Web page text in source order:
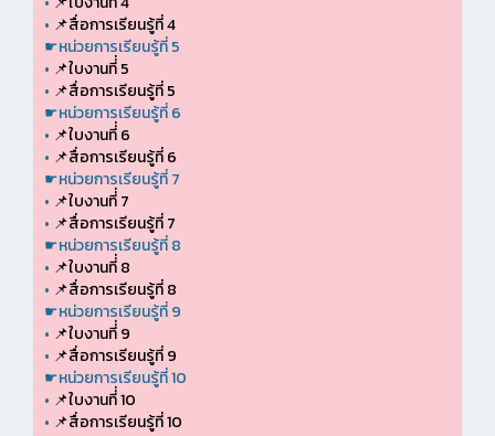
• 📌สื่อการเรียนรู้ที่ 4
☛หน่วยการเรียนรู้ที่ 5
• 📌ใบงานที่่ 5
• 📌สื่อการเรียนรู้ที่ 5
☛หน่วยการเรียนรู้ที่ 6
• 📌ใบงานที่่ 6
• 📌สื่อการเรียนรู้ที่ 6
☛หน่วยการเรียนรู้ที่ 7
• 📌ใบงานที่่ 7
• 📌สื่อการเรียนรู้ที่ 7
☛หน่วยการเรียนรู้ที่ 8
• 📌ใบงานที่่ 8
• 📌สื่อการเรียนรู้ที่ 8
☛หน่วยการเรียนรู้ที่ 9
• 📌ใบงานที่่ 9
• 📌สื่อการเรียนรู้ที่ 9
☛หน่วยการเรียนรู้ที่ 10
• 📌ใบงานที่่ 10
• 📌สื่อการเรียนรู้ที่ 10